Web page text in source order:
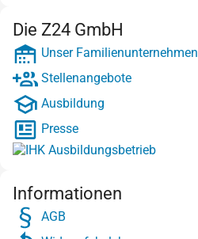
Die Z24 GmbH
Unser Familienunternehmen
Stellenangebote
Ausbildung
Presse
Informationen
AGB